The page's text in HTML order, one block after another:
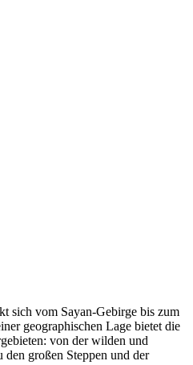
sich vom Sayan-Gebirge bis zum
geographischen Lage bietet die
von der wilden und
großen Steppen und der